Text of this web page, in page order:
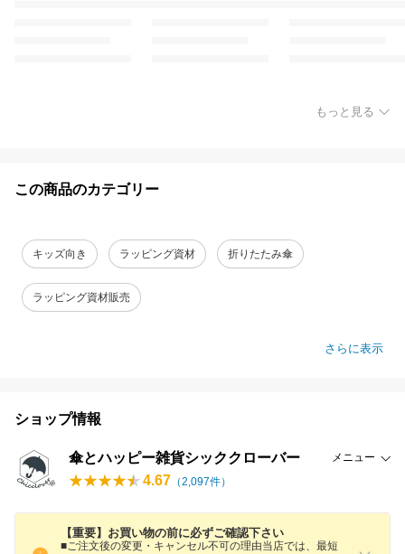
もっと見る
この商品のカテゴリー
キッズ向き ラッピング資材 折りたたみ傘
ラッピング資材販売
さらに表示
ショップ情報
傘とハッピー雑貨シッククローバー メニュー
4.67 （2,097件）
【重要】お買い物の前に必ずご確認下さい
■ご注文後の変更・キャンセル不可の理由当店では、最短